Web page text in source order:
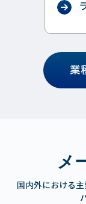
業
メ
国内外における